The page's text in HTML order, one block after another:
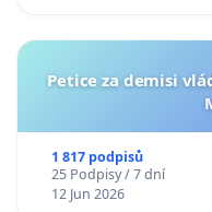
Petice za demisi
1 817 podpisů
25 Podpisy / 7 dní
12 Jun 2026